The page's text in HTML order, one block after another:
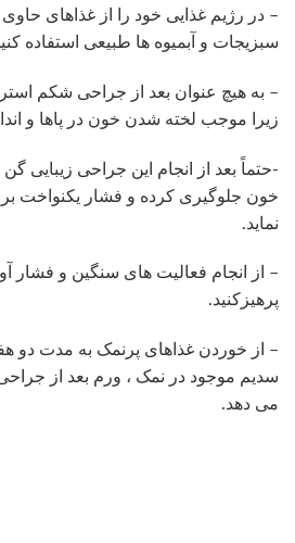
– در رژیم غذایی خود را از غذاهای حاوی
سبزیجات و آبمیوه ها طبیعی استفاده
– به هیچ عنوان بعد از جراحی شکم
زیرا موجب لخته شدن خون در پاها و
-حتماً بعد از انجام این جراحی زیبایی
خون جلوگیری کرده و فشار یکنواخت
نماید.
– از انجام فعالیت های سنگین و
پرهیزکنید.
– از خوردن غذاهای پرنمک به مدت دو
سدیم موجود در نمک ، ورم بعد از
می دهد.